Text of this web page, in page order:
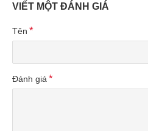
VIẾT MỘT ĐÁNH GIÁ
Tên
Đánh giá